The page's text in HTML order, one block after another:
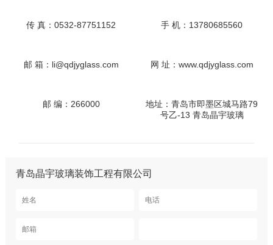
传 真：0532-87751152 手 机：13780685560
邮 箱：li@qdjyglass.com 网 址：www.qdjyglass.com
邮 编：266000
地址：青岛市即墨区城马路79
号乙-13 青岛晶宇玻璃
青岛晶宇玻璃装饰工程有限公司